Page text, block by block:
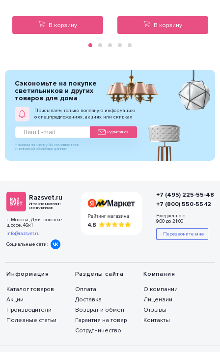
В корзину В корзину
Сэкономьте на покупке
светильников и других
товаров для дома
Присылаем только полезную информацию
о спецпредложениях, акциях или скидках
Подписаться
Нажимая на кнопку Вы соглашаетесь
с политикой обработки данных
Razsvet.ru
Интернет-магазин
светильников
г. Москва, Дмитровское
шоссе, 46к1
info@razsvet.ru
Социальные сети:
Информация
Каталог товаров
Акции
Производители
Полезные статьи
Разделы сайта
Оплата
Доставка
Возврат и обмен
Гарантия на товар
Сотрудничество
Компания
О компании
Лицензии
Отзывы
Контакты
+7 (495) 225-55-48
+7 (800) 550-55-12
Ежедневно с
9:00 до 21:00
Перезвоните мне